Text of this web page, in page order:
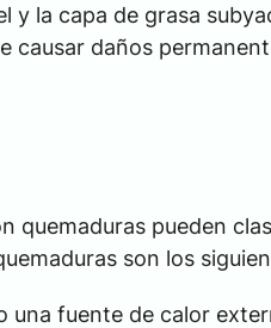
y la capa de grasa
causar daños
quemaduras pueden
son los
una fuente de calor